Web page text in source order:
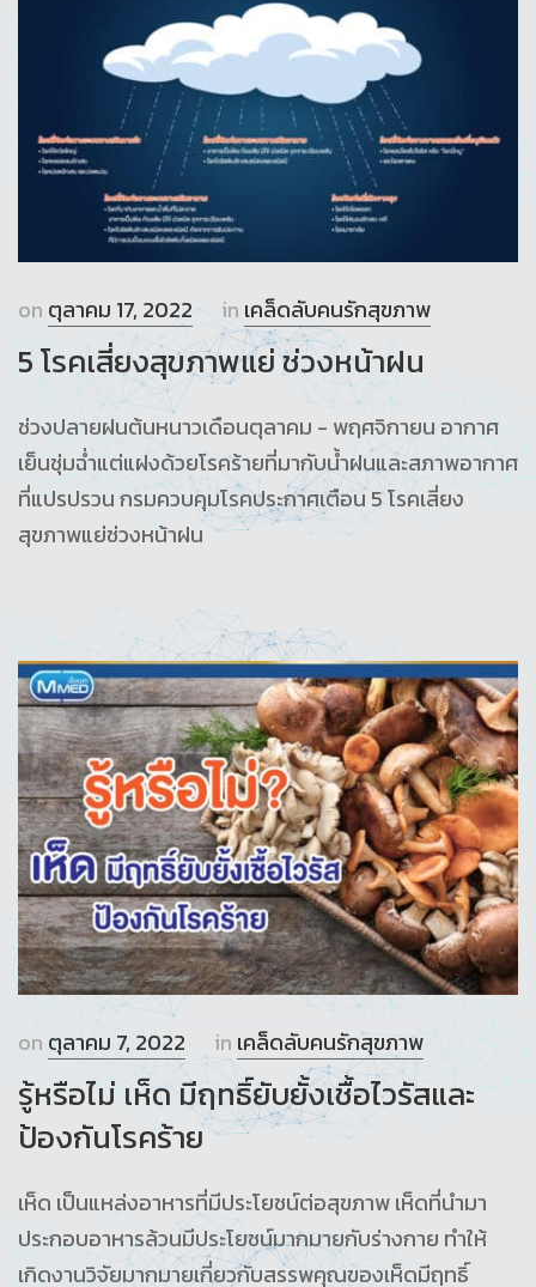
on ตุลาคม 17, 2022 inเคล็ดลับคนรักสุขภาพ
5 โรคเสี่ยงสุขภาพแย่ ช่วงหน้าฝน
ช่วงปลายฝนต้นหนาวเดือนตุลาคม - พฤศจิกายน อากาศ
เย็นชุ่มฉ่ำแต่แฝงด้วยโรคร้ายที่มากับน้ำฝนและสภาพอากาศ
ที่แปรปรวน กรมควบคุมโรคประกาศเตือน 5 โรคเสี่ยง
สุขภาพแย่ช่วงหน้าฝน
onตุลาคม 7, 2022 in เคล็ดลับคนรักสุขภาพ
รู้หรือไม่ เห็ด มีฤทธิ์ยับยั้งเชื้อไวรัสและ
ป้องกันโรคร้าย
เห็ด เป็นแหล่งอาหารที่มีประโยชน์ต่อสุขภาพ เห็ดที่นำมา
ประกอบอาหารล้วนมีประโยชน์มากมายกับร่างกาย ทำให้
เกิดงานวิจัยมากมายเกี่ยวกับสรรพคุณของเห็ดมีฤทธิ์